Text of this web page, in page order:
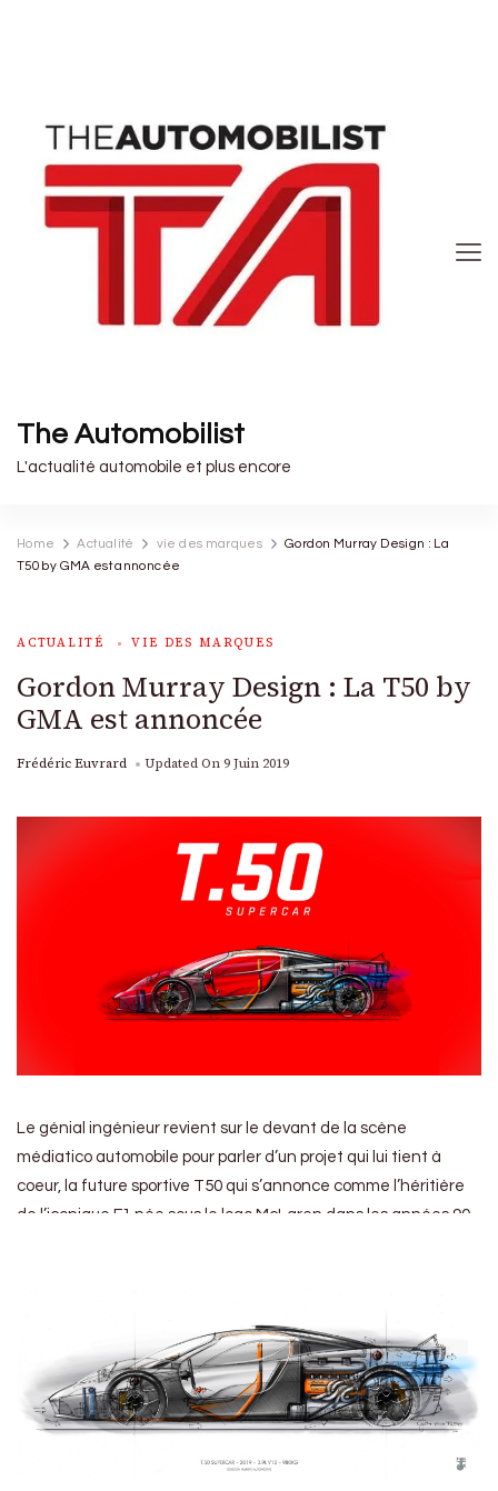
The Automobilist
L'actualité automobile et plus encore
Home Actualité vie des marques
Gordon Murray Design : La
T50 by GMA est annoncée
ACTUALITÉ VIE DES MARQUES
Gordon Murray Design : La T50 by
GMA est annoncée
Frédéric Euvrard Updated On9 Juin 2019
Le génial ingénieur revient sur le devant de la scène
médiatico automobile pour parler d’un projet qui lui tient à
coeur, la future sportive T50 qui s’annonce comme l’héritière
de l’iconique F1 née sous le logo McLaren dans les années 90.